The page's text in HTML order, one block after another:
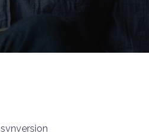
svnversion